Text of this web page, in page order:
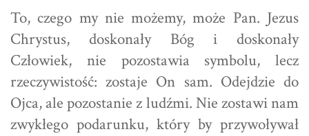
To, czego my nie możemy, może Pan. Jezus
Chrystus, doskonały Bóg i doskonały
Człowiek, nie pozostawia symbolu, lecz
rzeczywistość: zostaje On sam. Odejdzie do
Ojca, ale pozostanie z ludźmi. Nie zostawi nam
zwykłego podarunku, który by przywoływał